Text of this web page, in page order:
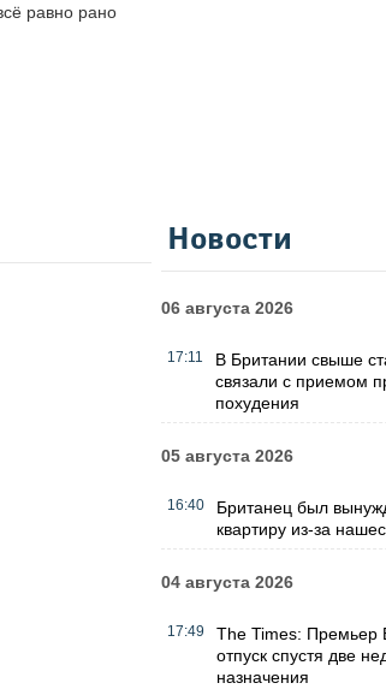
равно рано
Новости
06 августа 2026
17:11
В Британии свыше
связали с приемом
похудения
05 августа 2026
16:40
Британец был
квартиру из-за
04 августа 2026
17:49
The Times: Премьер
отпуск спустя две
назначения